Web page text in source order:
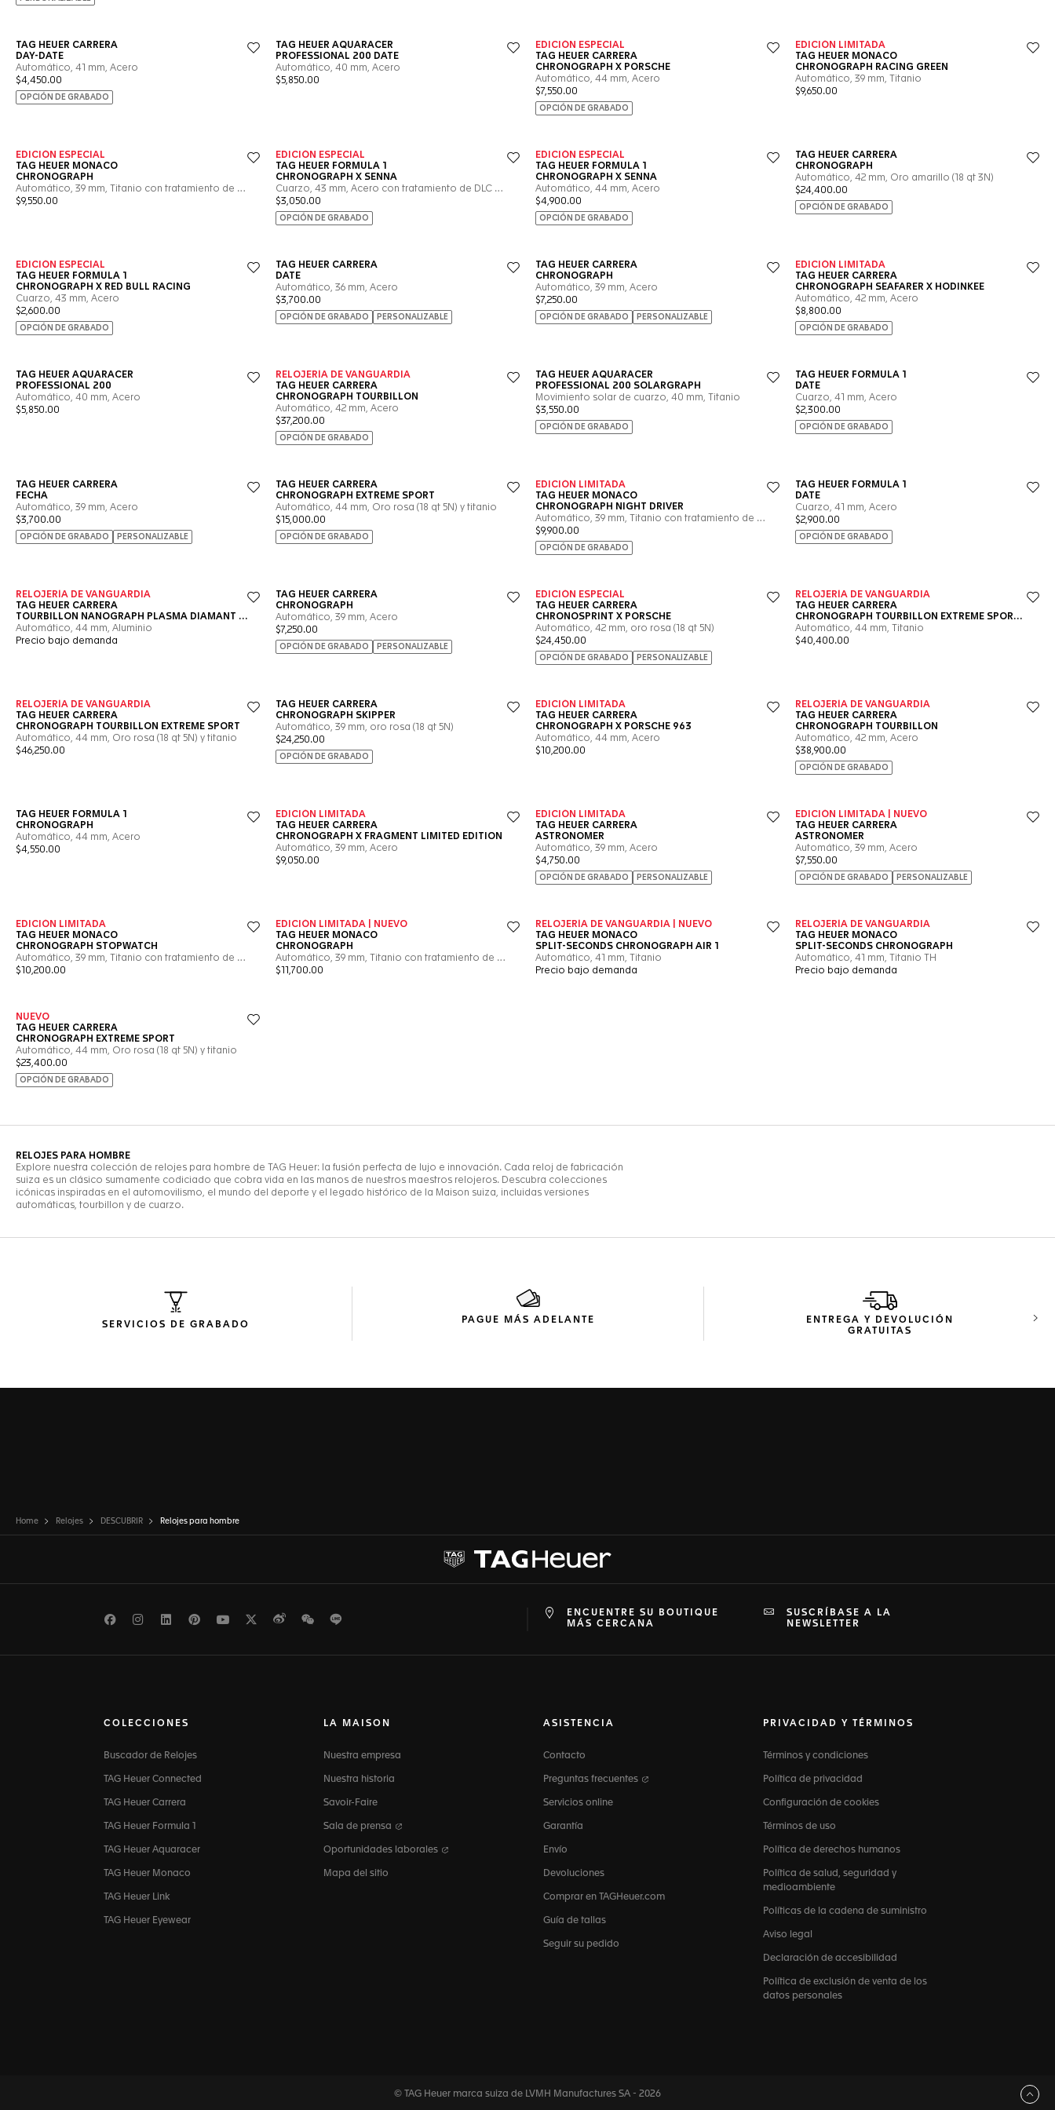
SERVICIOS DE GRABADO PAGUE MÁS ADELANTE
ENTREGA Y DEVOLUCIÓN
GRATUITAS
Home Relojes DESCUBRIR Relojes para hombre
FacebookInstagramLinkedInPinterest
Youtube
TwitterWeiboWeChat
ENCUENTRE SU BOUTIQUE
MÁS CERCANA
SUSCRÍBASE A LA
NEWSLETTER
COLECCIONES
Buscador de Relojes
TAG Heuer Connected
TAG Heuer Carrera
TAG Heuer Formula 1
TAG Heuer Aquaracer
TAG Heuer Monaco
TAG Heuer Link
TAG Heuer Eyewear
LA MAISON
Nuestra empresa
Nuestra historia
Savoir-Faire
Sala de prensa
Oportunidades laborales
Mapa del sitio
ASISTENCIA
Contacto
Preguntas frecuentes
Servicios online
Garantía
Envío
Devoluciones
Comprar en TAGHeuer.com
Guía de tallas
Seguir su pedido
PRIVACIDAD Y TÉRMINOS
Términos y condiciones
Política de privacidad
Configuración de cookies
Términos de uso
Política de derechos humanos
Política de salud, seguridad y
medioambiente
Políticas de la cadena de suministro
Aviso legal
Declaración de accesibilidad
Política de exclusión de venta de los
datos personales
© TAG Heuer marca suiza de LVMH Manufactures SA - 2026 Volver arriba